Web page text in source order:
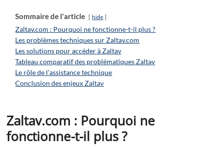
Sommaire de l'article hide
Zaltav.com : Pourquoi ne fonctionne-t-il plus ?
Les problèmes techniques sur Zaltav.com
Les solutions pour accéder à Zaltav
Tableau comparatif des problématiques Zaltav
Le rôle de l’assistance technique
Conclusion des enjeux Zaltav
Zaltav.com : Pourquoi ne
fonctionne-t-il plus ?